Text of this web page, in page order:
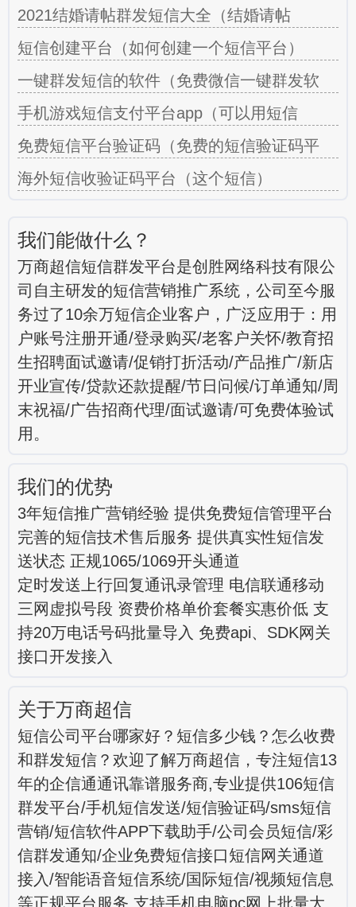
2021结婚请帖群发短信大全（结婚请帖
短信创建平台（如何创建一个短信平台）
一键群发短信的软件（免费微信一键群发软
手机游戏短信支付平台app（可以用短信
免费短信平台验证码（免费的短信验证码平
海外短信收验证码平台（这个短信）
我们能做什么？
万商超信短信群发平台是创胜网络科技有限公
司自主研发的短信营销推广系统，公司至今服
务过了10余万短信企业客户，广泛应用于：用
户账号注册开通/登录购买/老客户关怀/教育招
生招聘面试邀请/促销打折活动/产品推广/新店
开业宣传/贷款还款提醒/节日问候/订单通知/周
末祝福/广告招商代理/面试邀请/可免费体验试
用。
我们的优势
3年短信推广营销经验 提供免费短信管理平台
完善的短信技术售后服务 提供真实性短信发
送状态 正规1065/1069开头通道
定时发送上行回复通讯录管理 电信联通移动
三网虚拟号段 资费价格单价套餐实惠价低 支
持20万电话号码批量导入 免费api、SDK网关
接口开发接入
关于万商超信
短信公司平台哪家好？短信多少钱？怎么收费
和群发短信？欢迎了解万商超信，专注短信13
年的企信通通讯靠谱服务商,专业提供106短信
群发平台/手机短信发送/短信验证码/sms短信
营销/短信软件APP下载助手/公司会员短信/彩
信群发通知/企业免费短信接口短信网关通道
接入/智能语音短信系统/国际短信/视频短信息
等正规平台服务,支持手机电脑pc网上批量大